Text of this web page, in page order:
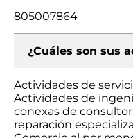
805007864
¿Cuáles son sus
Actividades de
Actividades de
conexas de
reparación